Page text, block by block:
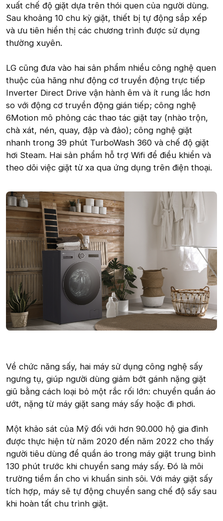
xuất chế độ giặt dựa trên thói quen của người dùng.
Sau khoảng 10 chu kỳ giặt, thiết bị tự động sắp xếp
và ưu tiên hiển thị các chương trình được sử dụng
thường xuyên.
LG cũng đưa vào hai sản phẩm nhiều công nghệ quen
thuộc của hãng như động cơ truyền động trực tiếp
Inverter Direct Drive vận hành êm và ít rung lắc hơn
so với động cơ truyền động gián tiếp; công nghệ
6Motion mô phỏng các thao tác giặt tay (nhào trộn,
chà xát, nén, quay, đập và đảo); công nghệ giặt
nhanh trong 39 phút TurboWash 360 và chế độ giặt
hơi Steam. Hai sản phẩm hỗ trợ Wifi để điều khiển và
theo dõi việc giặt từ xa qua ứng dụng trên điện thoại.
Về chức năng sấy, hai máy sử dụng công nghệ sấy
ngưng tụ, giúp người dùng giảm bớt gánh nặng giặt
giũ bằng cách loại bỏ một rắc rối lớn: chuyển quần áo
ướt, nặng từ máy giặt sang máy sấy hoặc đi phơi.
Một khảo sát của Mỹ đối với hơn 90.000 hộ gia đình
được thực hiện từ năm 2020 đến năm 2022 cho thấy
người tiêu dùng để quần áo trong máy giặt trung bình
130 phút trước khi chuyển sang máy sấy. Đó là môi
trường tiềm ẩn cho vi khuẩn sinh sôi. Với máy giặt sấy
tích hợp, máy sẽ tự động chuyển sang chế độ sấy sau
khi hoàn tất chu trình giặt.